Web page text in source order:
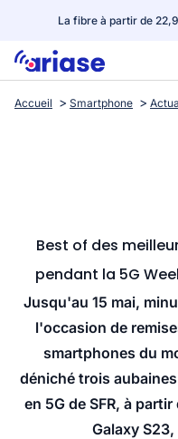
La fibre à partir de
Box internet
Streaming
Accueil Smartphone
Best of des
pendant la 5G
Jusqu'au 15 mai,
l'occasion de
smartphones du
déniché trois
en 5G de SFR, à
Galaxy S23,